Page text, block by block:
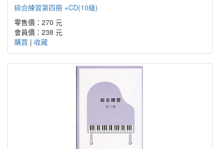
綜合練習第四冊 +CD(10級)
零售價：270 元
會員價：238 元
購買 | 收藏